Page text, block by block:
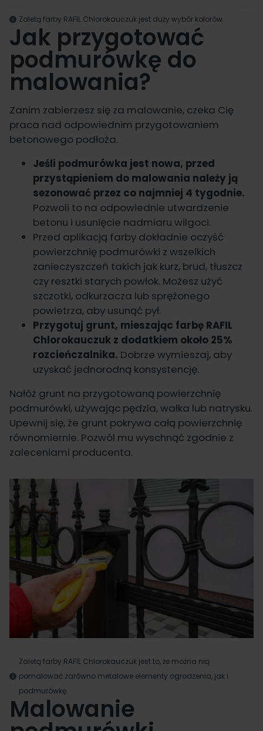
Zaletą farby RAFIL Chlorokauczuk jest duży wybór kolorów.
Jak przygotować
podmurówkę do
malowania?
Zanim zabierzesz się za malowanie, czeka Cię
praca nad odpowiednim przygotowaniem
betonowego podłoża.
Jeśli podmurówka jest nowa, przed
przystąpieniem do malowania należy ją
sezonować przez co najmniej 4 tygodnie.
Pozwoli to na odpowiednie utwardzenie
betonu i usunięcie nadmiaru wilgoci.
Przed aplikacją farby dokładnie oczyść
powierzchnię podmurówki z wszelkich
zanieczyszczeń takich jak kurz, brud, tłuszcz
czy resztki starych powłok. Możesz użyć
szczotki, odkurzacza lub sprężonego
powietrza, aby usunąć pył.
Przygotuj grunt, mieszając farbę RAFIL
Chlorokauczuk z dodatkiem około 25%
rozcieńczalnika. Dobrze wymieszaj, aby
uzyskać jednorodną konsystencję.
Nałóż grunt na przygotowaną powierzchnię
podmurówki, używając pędzla, wałka lub natrysku.
Upewnij się, że grunt pokrywa całą powierzchnię
równomiernie. Pozwól mu wyschnąć zgodnie z
zaleceniami producenta.
Zaletą farby RAFIL Chlorokauczuk jest to, że można nią
pomalować zarówno metalowe elementy ogrodzenia, jak i
podmurówkę.
Malowanie